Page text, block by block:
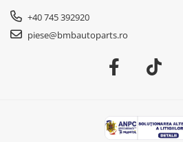
+40 745 392920
piese@bmbautoparts.ro